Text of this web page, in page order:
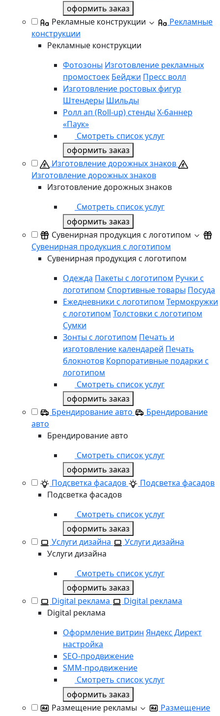
оформить заказ
Рекламные конструкции
Рекламные
конструкции
Рекламные конструкции
Фотозоны Изготовление рекламных
промостоек Бейджи Пресс волл
Изготовление ростовых фигур
Штендеры Шильды
Ролл ап (Roll-up) стенды Х-баннер
«Паук»
Смотреть список услуг
оформить заказ
Изготовление дорожных знаков
Изготовление дорожных знаков
Изготовление дорожных знаков
Смотреть список услуг
оформить заказ
Сувенирная продукция с логотипом
Сувенирная продукция с логотипом
Сувенирная продукция с логотипом
Одежда Пакеты с логотипом Ручки с
логотипом Спортивные товары Посуда
Ежедневники с логотипом Термокружки
с логотипом Толстовки с логотипом
Сумки
Зонты с логотипом Печать и
изготовление календарей Печать
блокнотов Корпоративные подарки с
логотипом
Смотреть список услуг
оформить заказ
Брендирование авто
Брендирование
авто
Брендирование авто
Смотреть список услуг
оформить заказ
Подсветка фасадов
Подсветка фасадов
Подсветка фасадов
Смотреть список услуг
оформить заказ
Услуги дизайна
Услуги дизайна
Услуги дизайна
Смотреть список услуг
оформить заказ
Digital реклама
Digital реклама
Digital реклама
Оформление витрин Яндекс Директ
настройка
SEO-продвижение
SММ-продвижение
Смотреть список услуг
оформить заказ
Размещение рекламы
Размещение